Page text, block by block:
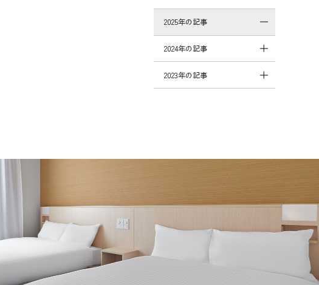
2025年の記事
2024年の記事
2023年の記事